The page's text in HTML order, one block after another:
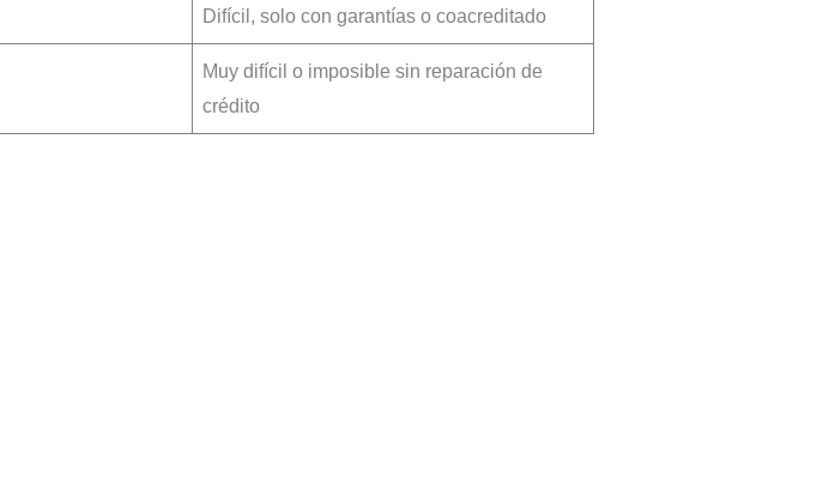
Difícil, solo con garantías o coacreditado
Muy difícil o imposible sin reparación de
crédito